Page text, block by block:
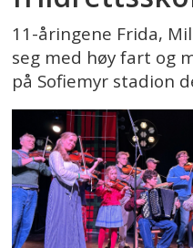
11-åringene Frida,
seg med høy fart og
på Sofiemyr stadion